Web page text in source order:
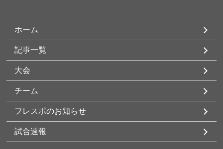
ホーム
記事一覧
大会
チーム
フレスポのお知らせ
試合速報